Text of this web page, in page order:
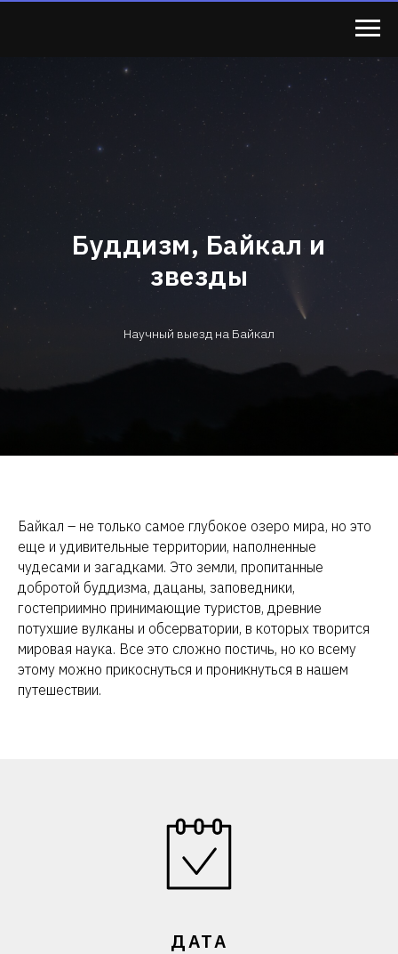
Буддизм, Байкал и
звезды
Научный выезд на Байкал
Байкал – не только самое глубокое озеро мира, но это
еще и удивительные территории, наполненные
чудесами и загадками. Это земли, пропитанные
добротой буддизма, дацаны, заповедники,
гостеприимно принимающие туристов, древние
потухшие вулканы и обсерватории, в которых творится
мировая наука. Все это сложно постичь, но ко всему
этому можно прикоснуться и проникнуться в нашем
путешествии.
ДАТА